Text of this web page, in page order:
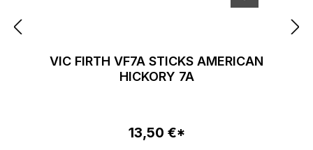
VIC FIRTH VF7A STICKS AMERICAN
HICKORY 7A
Regulärer Preis:
13,50 €*